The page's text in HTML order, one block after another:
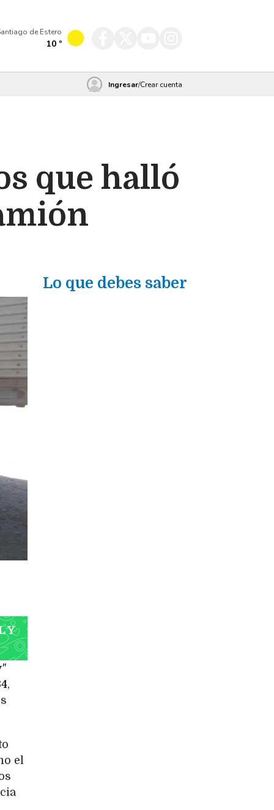
de Estero
10 º
Ingresar/Crear cuenta
que halló
Y
"
,
el
Lo que debes saber